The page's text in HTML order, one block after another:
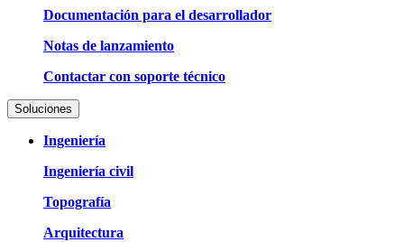
Documentación para el desarrollador
Notas de lanzamiento
Contactar con soporte técnico
Soluciones
Ingeniería
Ingeniería civil
Topografía
Arquitectura